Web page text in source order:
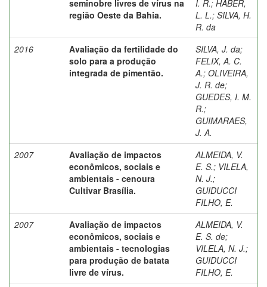
seminobre livres de vírus na
região Oeste da Bahia.
I. R.; HABER,
L. L.; SILVA, H.
R. da
2016
Avaliação da fertilidade do
solo para a produção
integrada de pimentão.
SILVA, J. da;
FELIX, A. C.
A.; OLIVEIRA,
J. R. de;
GUEDES, I. M.
R.;
GUIMARAES,
J. A.
2007
Avaliação de impactos
econômicos, sociais e
ambientais - cenoura
Cultivar Brasília.
ALMEIDA, V.
E. S.; VILELA,
N. J.;
GUIDUCCI
FILHO, E.
2007
Avaliação de impactos
econômicos, sociais e
ambientais - tecnologias
para produção de batata
livre de vírus.
ALMEIDA, V.
E. S. de;
VILELA, N. J.;
GUIDUCCI
FILHO, E.